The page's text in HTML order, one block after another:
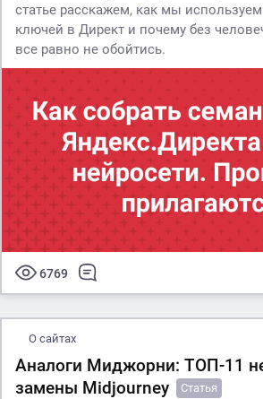
статье расскажем, как мы
ключей в Директ и почему без
все равно не обойтись.
6769
О сайтах
Аналоги Миджорни: ТОП-11
замены Midjourney
Статья